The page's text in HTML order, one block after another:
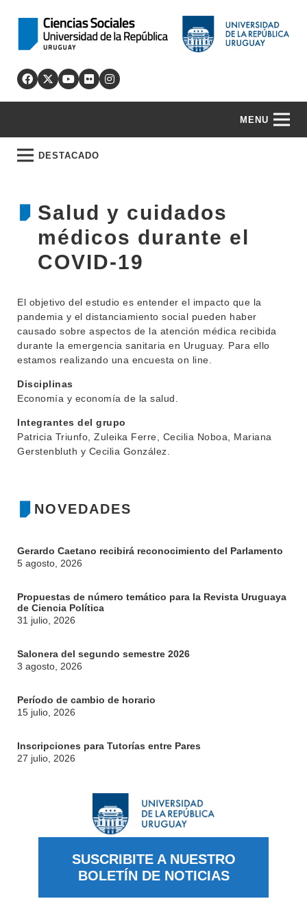
MENU
INSTITUCIONAL
DEPARTAMENTOS
ENSEÑANZA
EXTENSIÓN
LLAMADOS
NOTICIAS
CONTACTO
DESTACADO
EVA FCS
OFERTA DE GRADO
EDUCACIÓN PERMANENTE
BIBLIOTECA
NOVEDADES
Gerardo Caetano recibirá reconocimiento del Parlamento
5 agosto, 2026
Propuestas de número temático para la Revista Uruguaya
de Ciencia Política
31 julio, 2026
Salonera del segundo semestre 2026
3 agosto, 2026
Período de cambio de horario
15 julio, 2026
Inscripciones para Tutorías entre Pares
27 julio, 2026
Salud y cuidados
médicos durante el
COVID-19
El objetivo del estudio es entender el impacto que la
pandemia y el distanciamiento social pueden haber
causado sobre aspectos de la atención médica recibida
durante la emergencia sanitaria en Uruguay. Para ello
estamos realizando una encuesta on line.
Disciplinas
Economía y economía de la salud.
Integrantes del grupo
Patricia Triunfo, Zuleika Ferre, Cecilia Noboa, Mariana
Gerstenbluth y Cecilia González.
SUSCRIBITE A NUESTRO
BOLETÍN DE NOTICIAS